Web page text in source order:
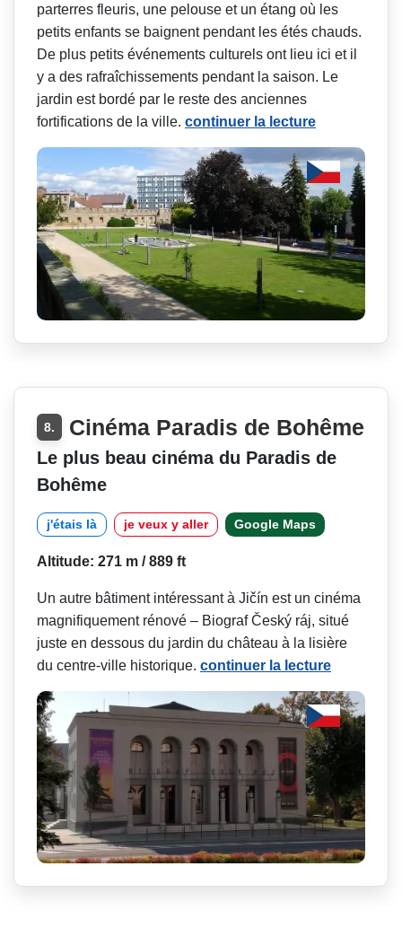
parterres fleuris, une pelouse et un étang où les
petits enfants se baignent pendant les étés chauds.
De plus petits événements culturels ont lieu ici et il
y a des rafraîchissements pendant la saison. Le
jardin est bordé par le reste des anciennes
fortifications de la ville. continuer la lecture
8. Cinéma Paradis de Bohême
Le plus beau cinéma du Paradis de
Bohême
j'étais là je veux y aller Google Maps
Altitude: 271 m / 889 ft
Un autre bâtiment intéressant à Jičín est un cinéma
magnifiquement rénové – Biograf Český ráj, situé
juste en dessous du jardin du château à la lisière
du centre-ville historique. continuer la lecture